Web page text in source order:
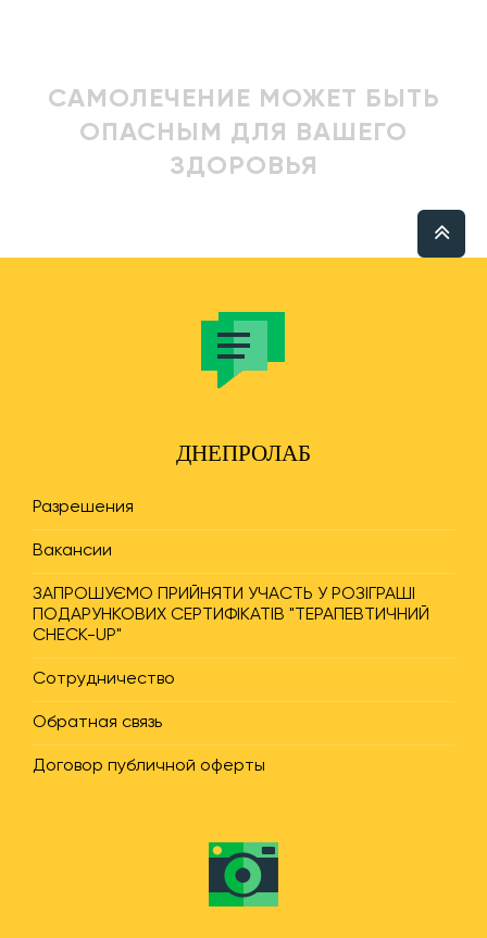
САМОЛЕЧЕНИЕ МОЖЕТ БЫТЬ
ОПАСНЫМ ДЛЯ ВАШЕГО
ЗДОРОВЬЯ
ДНЕПРОЛАБ
Разрешения
Вакансии
ЗАПРОШУЄМО ПРИЙНЯТИ УЧАСТЬ У РОЗІГРАШІ
ПОДАРУНКОВИХ СЕРТИФІКАТІВ "ТЕРАПЕВТИЧНИЙ
CHECK-UP"
Сотрудничество
Обратная связь
Договор публичной оферты